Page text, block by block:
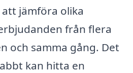
jämföra olika
från flera
och samma gång. Det
kan hitta en